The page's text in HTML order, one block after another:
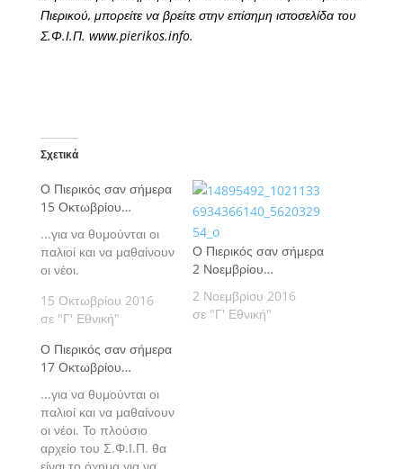
Πιερικού, μπορείτε να βρείτε στην επίσημη ιστοσελίδα του
Σ.Φ.Ι.Π. www.pierikos.info.
Σχετικά
Ο Πιερικός σαν σήμερα
15 Οκτωβρίου…
...για να θυμούνται οι
παλιοί και να μαθαίνουν
οι νέοι.
15 Οκτωβρίου 2016
σε "Γ' Εθνική"
Ο Πιερικός σαν σήμερα
2 Νοεμβρίου…
2 Νοεμβρίου 2016
σε "Γ' Εθνική"
Ο Πιερικός σαν σήμερα
17 Οκτωβρίου…
...για να θυμούνται οι
παλιοί και να μαθαίνουν
οι νέοι. Το πλούσιο
αρχείο του Σ.Φ.Ι.Π. θα
είναι το όχημα για να